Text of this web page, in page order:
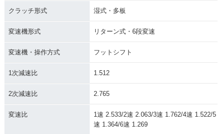
クラッチ形式 湿式・多板
変速機形式 リターン式・6段変速
変速機・操作方式 フットシフト
1次減速比 1.512
2次減速比 2.765
変速比
1速 2.533/2速 2.063/3速 1.762/4速 1.522/5
速 1.364/6速 1.269